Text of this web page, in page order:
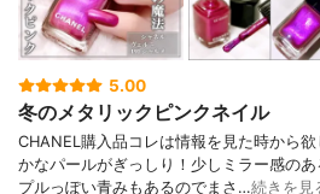
5.00
冬のメタリックピンクネイル
CHANEL購入品コレは情報を見た時から
かなパールがぎっしり！少しミラー感の
プルっぽい青みもあるのでまさ…続きを見